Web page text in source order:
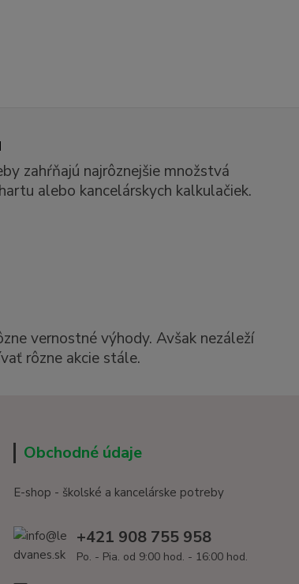
zahŕňajú najrôznejšie množstvá
alebo kancelárskych kalkulačiek.
vernostné výhody. Avšak nezáleží
rôzne akcie stále.
Obchodné údaje
E-shop - školské a kancelárske potreby
+421 908 755 958
Po. - Pia. od 9:00 hod. - 16:00 hod.